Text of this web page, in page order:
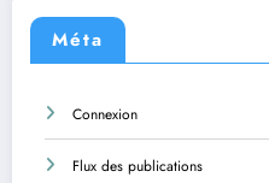
Méta
Connexion
Flux des publications